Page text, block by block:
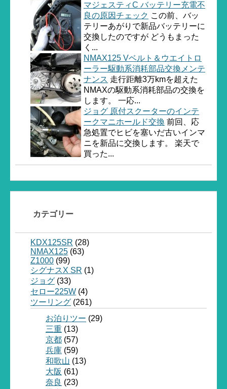
マジェスティC バッテリー充電不
良の原因チェック この前、バッ
テリーあがりで新品バッテリーに
交換したのですが どうもまった
く...
NMAX125 Vベルト＆ウエイトロ
ーラー駆動系消耗部品交換メンテ
ナンス 走行距離3万kmを超えた
NMAXの駆動系消耗部品の交換を
します。 一応...
ジョグ 原付スクーターのインテ
ークマニホールド交換 前回、応
急処置でヒビを塞いだ古いインマ
ニを新品に交換します。 楽天で
買った...
カテゴリー
KDX125SR (28)
NMAX125 (63)
Z1000 (99)
シグナスX SR (1)
ジョグ (33)
セロー225W (4)
ツーリング (261)
お泊りツー (29)
三重 (13)
京都 (57)
兵庫 (59)
和歌山 (13)
大阪 (61)
奈良 (23)